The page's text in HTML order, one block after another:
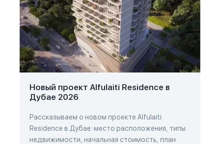
Новый проект Alfulaiti Residence в
Дубае 2026
Рассказываем о новом проекте Alfulaiti
Residence в Дубае: место расположения, типы
недвижимости, начальная стоимость, план